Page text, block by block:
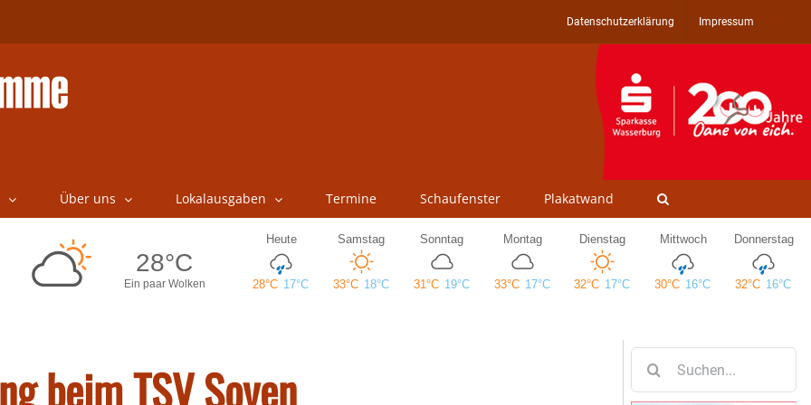
Datenschutzerklärung Impressum
Über uns Lokalausgaben Termine Schaufenster Plakatwand
beim TSV Soyen
nach: